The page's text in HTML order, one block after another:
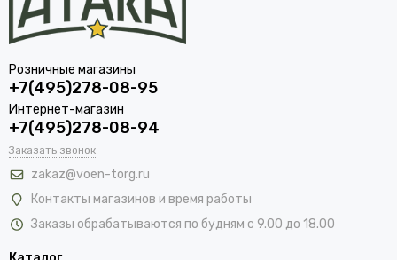
свои виды холодного оружия, и у нас можно заказать такие
варианты:
ВМФ;
Чекист;
ФСБ;
ДПС;
МО;
Мы предлагаем как современные изделия, так и
Розничные магазины
+7(495)278-08-95
Интернет-магазин
+7(495)278-08-94
Заказать звонок
zakaz@voen-torg.ru
Контакты магазинов и время работы
Заказы обрабатываются по будням с 9.00 до 18.00